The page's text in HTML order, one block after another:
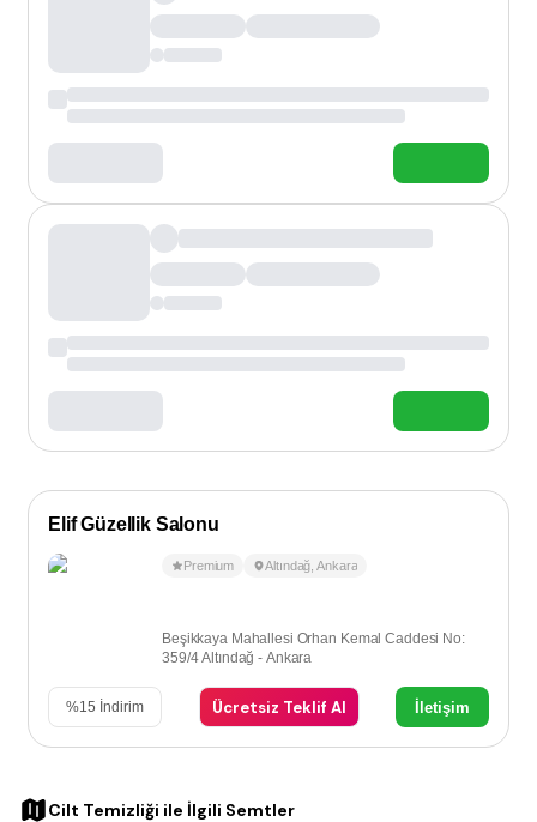
Elif Güzellik Salonu
Premium Altındağ ,Ankara
Beşikkaya Mahallesi Orhan Kemal Caddesi No:
359/4 Altındağ - Ankara
%15 İndirim Ücretsiz Teklif Al İletişim
Cilt Temizliği ile İlgili Semtler